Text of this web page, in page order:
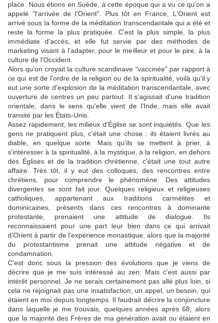
place. Nous étions en Suède, à cette époque qui a vu ce qu'on a
appelé "l'arrivée de l'Orient". Plus tôt en France, L'Orient est
arrivé sous la forme de la méditation transcendantale qui a été et
reste la forme la plus pratiquée. C'est la plus simple, la plus
immédiate d'accès, et elle fut servie par des méthodes de
marketing visant à l'adapter, pour le meilleur et pour le pire, à la
culture de l'Occident.
Alors qu'on croyait la culture scandinave "vaccinée" par rapport à
ce qui est de l'ordre de la religion ou de la spiritualité, voilà qu'il y
eut une sorte d'explosion de la méditation transcendantale, avec
ouverture de centres un peu partout. Il s'agissait d'une tradition
orientale, dans le sens qu'elle vient de l'Inde, mais elle avait
transité par les États-Unis.
Assez rapidement, les milieux d'Église se sont inquiétés. Que les
gens ne pratiquent plus, c'était une chose : ils étaient livrés au
diable, en quelque sorte. Mais qu'ils se mettent à prier, à
s'intéresser à la spiritualité, à la mystique, à la religion, en dehors
des Églises et de la tradition chrétienne, c'était une tout autre
affaire. Très tôt, il y eut des colloques, des rencontres entre
chrétiens, pour comprendre le phénomène. Des attitudes
divergentes se sont fait jour. Quelques religieux et religieuses
catholiques, appartenant aux traditions carmélites et
dominicaines, présents dans ces rencontres à dominante
protestante, prenaient une attitude de dialogue. Ils
reconnaissaient pour une part leur bien dans ce qui arrivait
d'Orient à partir de l'expérience monastique, alors que la majorité
du protestantisme prenait une attitude négative et de
condamnation.
C'est donc sous la pression des évolutions que je viens de
décrire que je me suis intéressé au zen. Mais c'est aussi par
intérêt personnel. Je ne serais certainement pas allé plus loin, si
cela ne rejoignait pas une insatisfaction, un appel, un besoin, qui
étaient en moi depuis longtemps. Il faudrait décrire la conjoncture
dans laquelle je me trouvais, quelques années après 68, alors
que la majorité des Frères de ma génération avait ou étaient en